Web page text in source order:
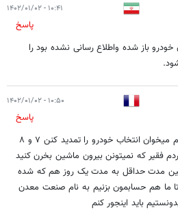
۱۰:۴۱ - ۱۴۰۲/۰۱/۰۲
پاسخ
باز شده واطلاع رسانی نشده بود را
۱۰:۵۰ - ۱۴۰۲/۰۱/۰۲
پاسخ
سلام وقت شما بخیر شنیدم میخوان انتخاب خودرو را تمدید کنن ۷ و ۸
فقیر که نمیتونن بیرون ماشین بخرن کنید
مدت حداقل به مدت یک روز هم که شده
تا ما هم حسابمون بزنیم به نام صنعت معدن
باید اینجور کنم